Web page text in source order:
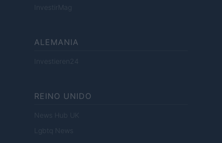
InvestirMag
ALEMANIA
Investieren24
REINO UNIDO
News Hub UK
Lgbtq News